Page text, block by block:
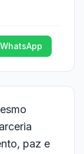
WhatsApp
paz e